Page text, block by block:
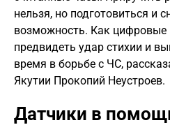
нельзя, но подготовиться и
возможность. Как
предвидеть удар стихии и
время в борьбе с ЧС,
Якутии Прокопий Неустроев.
Датчики в